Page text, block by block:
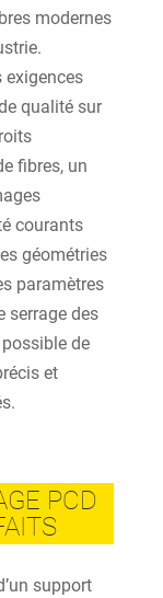
modernes
exigences
qualité sur
fibres, un
courants
géométries
paramètres
serrage des
de
et
PCD
support